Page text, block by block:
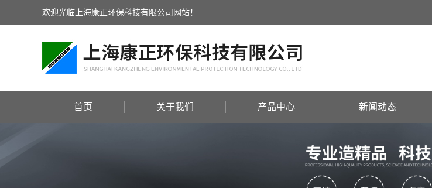
欢迎光临上海康正环保科技有限公司网站！
首页 关于我们 产品中心 新闻动态